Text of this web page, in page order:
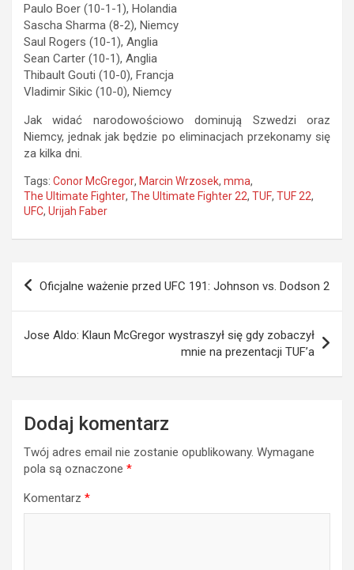
Paulo Boer (10-1-1), Holandia
Sascha Sharma (8-2), Niemcy
Saul Rogers (10-1), Anglia
Sean Carter (10-1), Anglia
Thibault Gouti (10-0), Francja
Vladimir Sikic (10-0), Niemcy
Jak widać narodowościowo dominują Szwedzi oraz
Niemcy, jednak jak będzie po eliminacjach przekonamy się
za kilka dni.
Tags: Conor McGregor, Marcin Wrzosek, mma,
The Ultimate Fighter, The Ultimate Fighter 22, TUF, TUF 22,
UFC, Urijah Faber
Nawigacja
wpisu
Oficjalne ważenie przed UFC 191: Johnson vs. Dodson 2
Jose Aldo: Klaun McGregor wystraszył się gdy zobaczył
mnie na prezentacji TUF’a
Dodaj komentarz
Twój adres email nie zostanie opublikowany. Wymagane
pola są oznaczone *
Komentarz *